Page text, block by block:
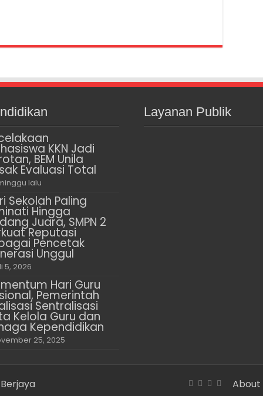
KKN Jadi
BEM Unila
Evaluasi Total
lalu
Sekolah Paling
Hingga
Juara, SMPN 2
Reputasi
Pencetak
Unggul
5, 2026
Hari Guru
Pemerintah
Sentralisasi
Kelola Guru dan
Kependidikan
25, 2025
Layanan Publik
About